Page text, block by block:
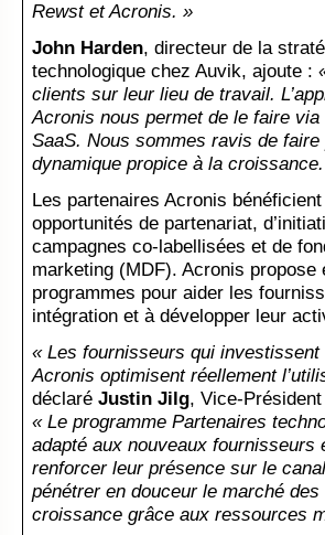
Rewst et Acronis. »
John Harden, directeur de la
technologique chez Auvik, ajoute :
clients sur leur lieu de travail.
Acronis nous permet de le faire
SaaS. Nous sommes ravis de
dynamique propice à la
Les partenaires Acronis
opportunités de partenariat,
campagnes co-labellisées et de
marketing (MDF). Acronis propose
programmes pour aider les
intégration et à développer leur
« Les fournisseurs qui
Acronis optimisent réellement
déclaré Justin Jilg, Vice-
« Le programme Partenaires
adapté aux nouveaux fournisseurs
renforcer leur présence sur le
pénétrer en douceur le marché
croissance grâce aux ressources